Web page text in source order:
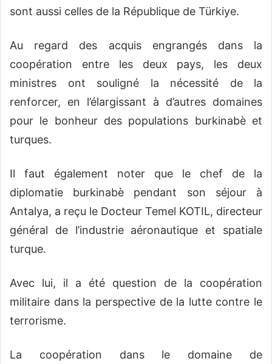
sont aussi celles de la République de Türkiye.
Au regard des acquis engrangés dans la
coopération entre les deux pays, les deux
ministres ont souligné la nécessité de la
renforcer, en l’élargissant à d’autres domaines
pour le bonheur des populations burkinabè et
turques.
Il faut également noter que le chef de la
diplomatie burkinabè pendant son séjour à
Antalya, a reçu le Docteur Temel KOTIL, directeur
général de l’industrie aéronautique et spatiale
turque.
Avec lui, il a été question de la coopération
militaire dans la perspective de la lutte contre le
terrorisme.
La coopération dans le domaine de